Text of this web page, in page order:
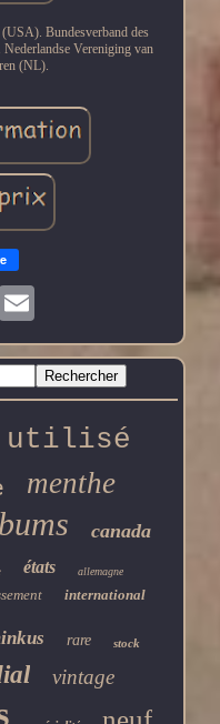
Bundesverband des
Vereniging van
(NL).
Pinterest
utilisé
menthe
canada
états allemagne
international
rare stock
vintage